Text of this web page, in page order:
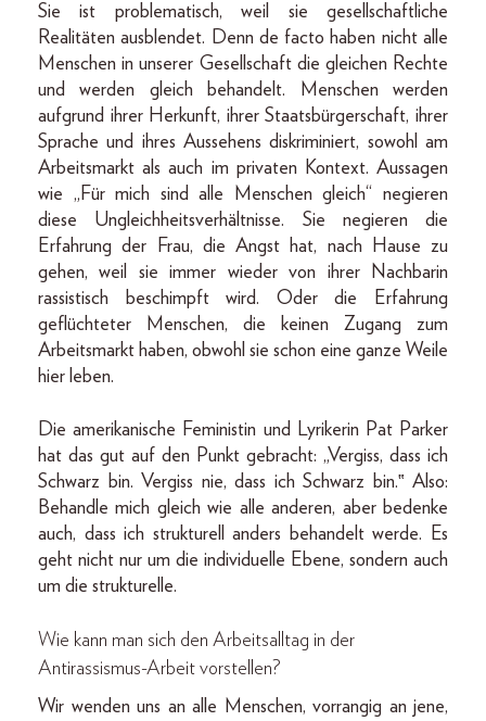
Sie ist problematisch, weil sie gesellschaftliche
Realitäten ausblendet. Denn de facto haben nicht alle
Menschen in unserer Gesellschaft die gleichen Rechte
und werden gleich behandelt. Menschen werden
aufgrund ihrer Herkunft, ihrer Staatsbürgerschaft, ihrer
Sprache und ihres Aussehens diskriminiert, sowohl am
Arbeitsmarkt als auch im privaten Kontext. Aussagen
wie „Für mich sind alle Menschen gleich“ negieren
diese Ungleichheitsverhältnisse. Sie negieren die
Erfahrung der Frau, die Angst hat, nach Hause zu
gehen, weil sie immer wieder von ihrer Nachbarin
rassistisch beschimpft wird. Oder die Erfahrung
geflüchteter Menschen, die keinen Zugang zum
Arbeitsmarkt haben, obwohl sie schon eine ganze Weile
hier leben.
Die amerikanische Feministin und Lyrikerin Pat Parker
hat das gut auf den Punkt gebracht: „Vergiss, dass ich
Schwarz bin. Vergiss nie, dass ich Schwarz bin.‟ Also:
Behandle mich gleich wie alle anderen, aber bedenke
auch, dass ich strukturell anders behandelt werde. Es
geht nicht nur um die individuelle Ebene, sondern auch
um die strukturelle.
Wie kann man sich den Arbeitsalltag in der
Antirassismus-Arbeit vorstellen?
Wir wenden uns an alle Menschen, vorrangig an jene,